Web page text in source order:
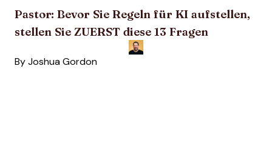
Pastor: Bevor Sie Regeln für KI aufstellen,
stellen Sie ZUERST diese 13 Fragen
By Joshua Gordon